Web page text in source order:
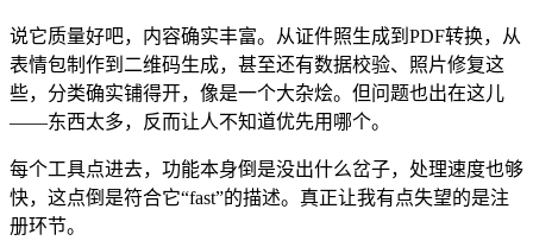
说它质量好吧，内容确实丰富。从证件照生成到PDF转换，从
表情包制作到二维码生成，甚至还有数据校验、照片修复这
些，分类确实铺得开，像是一个大杂烩。但问题也出在这儿
——东西太多，反而让人不知道优先用哪个。
每个工具点进去，功能本身倒是没出什么岔子，处理速度也够
快，这点倒是符合它“fast”的描述。真正让我有点失望的是注
册环节。